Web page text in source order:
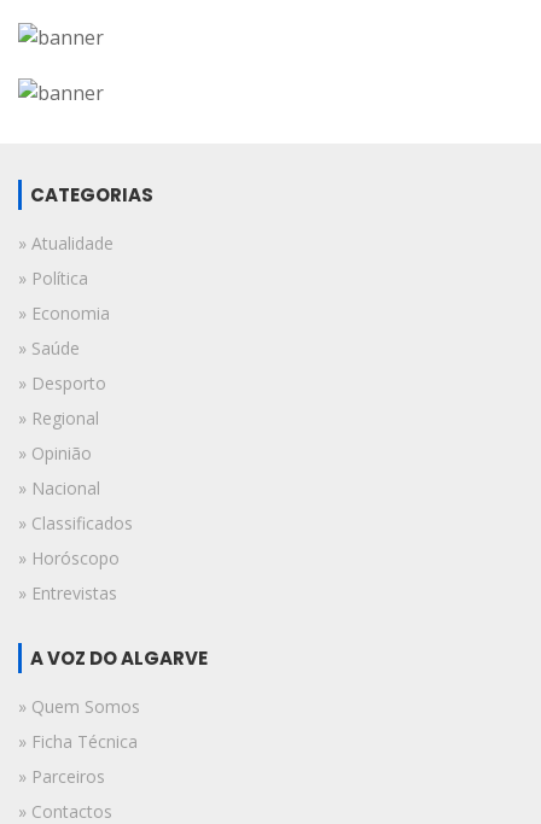
CATEGORIAS
» Atualidade
» Política
» Economia
» Saúde
» Desporto
» Regional
» Opinião
» Nacional
» Classificados
» Horóscopo
» Entrevistas
A VOZ DO ALGARVE
» Quem Somos
» Ficha Técnica
» Parceiros
» Contactos